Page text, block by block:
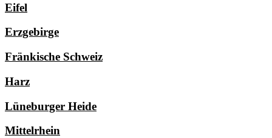
Eifel
Erzgebirge
Fränkische Schweiz
Harz
Lüneburger Heide
Mittelrhein